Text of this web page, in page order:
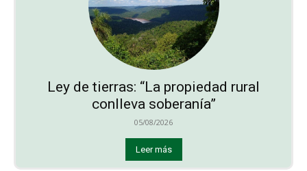
Ley de tierras: “La propiedad rural
conlleva soberanía”
05/08/2026
Leer más